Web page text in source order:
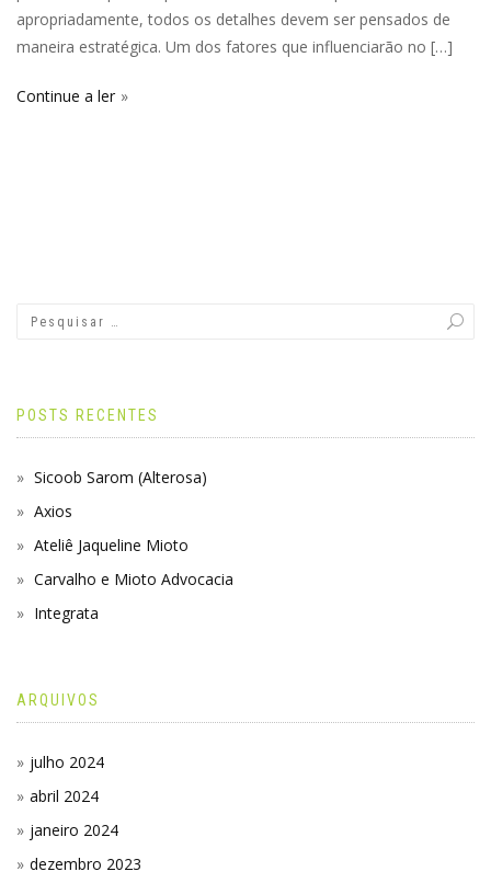
apropriadamente, todos os detalhes devem ser pensados de
maneira estratégica. Um dos fatores que influenciarão no […]
Continue a ler
POSTS RECENTES
Sicoob Sarom (Alterosa)
Axios
Ateliê Jaqueline Mioto
Carvalho e Mioto Advocacia
Integrata
ARQUIVOS
julho 2024
abril 2024
janeiro 2024
dezembro 2023